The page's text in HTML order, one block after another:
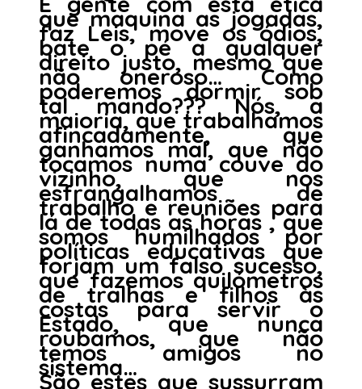
que maquina as jogadas,
faz Leis, move os ódios,
bate o pé a qualquer
direito justo, mesmo que
não oneroso… Como
poderemos dormir sob
tal mando??? Nós, a
maioria, que trabalhamos
afincadamente, que
ganhamos mal, que não
tocamos numa couve do
vizinho, que nos
esfrangalhamos de
trabalho e reuniões para
lá de todas as horas , que
somos humilhados por
políticas educativas que
forjam um falso sucesso,
que fazemos quilómetros
de tralhas e filhos às
costas para servir o
Estado, que nunca
roubamos, que não
temos amigos no
sistema…
São estes que sussurram